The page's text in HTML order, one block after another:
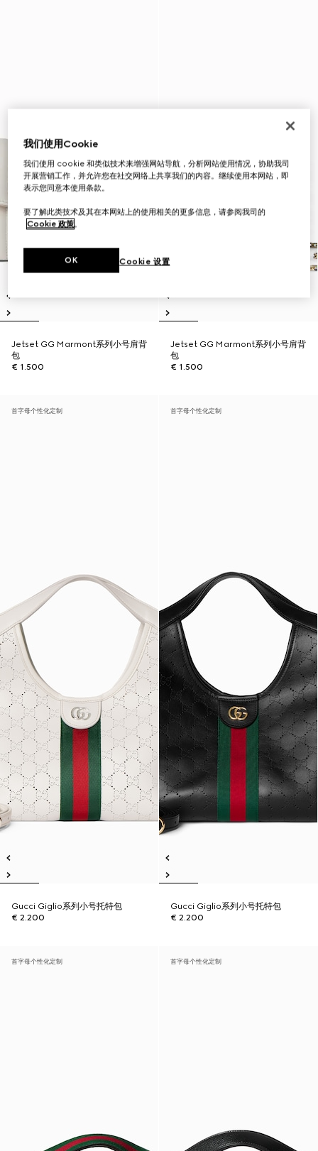
Jetset GG Marmont系列小号肩背
包
€ 1.500
Jetset GG Marmont系列小号肩背
包
€ 1.500
首字母个性化定制
Gucci Giglio系列小号托特包
€ 2.200
首字母个性化定制
Gucci Giglio系列小号托特包
€ 2.200
首字母个性化定制 首字母个性化定制
我们使用Cookie
我们使用 cookie 和类似技术来增强网站导航，分析网站使用情况，协助我司
开展营销工作，并允许您在社交网络上共享我们的内容。继续使用本网站，即
表示您同意本使用条款。
要了解此类技术及其在本网站上的使用相关的更多信息，请参阅我司的
Cookie 政策。
Cookie 设置
OK